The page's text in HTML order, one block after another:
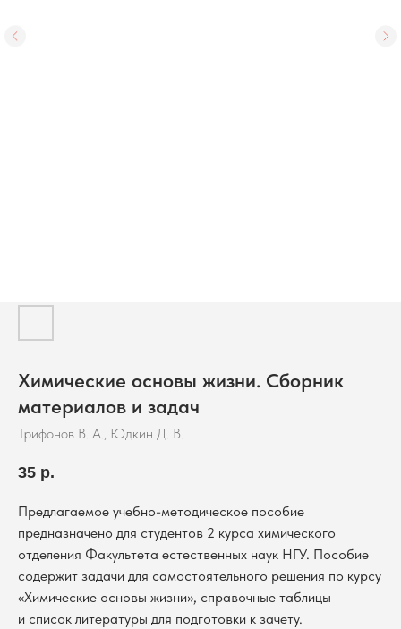
Химические основы жизни. Сборник
материалов и задач
Трифонов В. А., Юдкин Д. В.
35 р.
Предлагаемое учебно-методическое пособие
предназначено для студентов 2 курса химического
отделения Факультета естественных наук НГУ. Пособие
содержит задачи для самостоятельного решения по курсу
«Химические основы жизни», справочные таблицы
и список литературы для подготовки к зачету.